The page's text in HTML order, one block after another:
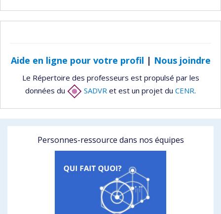
Aide en ligne pour votre profil | Nous joindre
Le Répertoire des professeurs est propulsé par les
données du
SADVR et est un projet du CENR.
Personnes-ressource dans nos équipes